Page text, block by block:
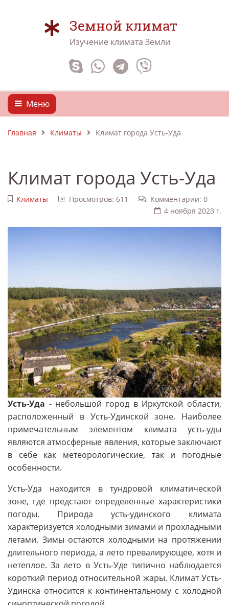
Земной климат
Изучение климата Земли
Меню
Главная Климаты Климат города Усть-Уда
Климат города Усть-Уда
Климаты Просмотров: 611
Комментарии: 0
4 ноября 2023 г.
Усть-Уда - небольшой город в Иркутской области,
расположенный в Усть-Удинской зоне. Наиболее
примечательным элементом климата усть-уды
являются атмосферные явления, которые заключают
в себе как метеорологические, так и погодные
особенности.
Усть-Уда находится в тундровой климатической
зоне, где предстают определенные характеристики
погоды. Природа усть-удинского климата
характеризуется холодными зимами и прохладными
летами. Зимы остаются холодными на протяжении
длительного периода, а лето превалирующее, хотя и
нетеплое. За лето в Усть-Уде типично наблюдается
короткий период относительной жары. Климат Усть-
Удинска относится к континентальному с холодной